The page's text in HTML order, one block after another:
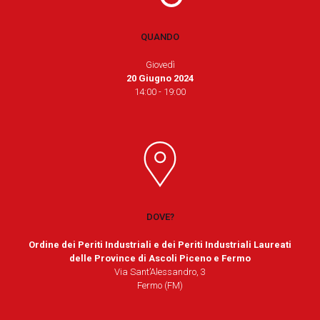
QUANDO
Giovedì
20 Giugno 2024
14:00 - 19:00
DOVE?
Ordine dei Periti Industriali e dei Periti Industriali Laureati
delle Province di Ascoli Piceno e Fermo
Via Sant’Alessandro, 3
Fermo (FM)